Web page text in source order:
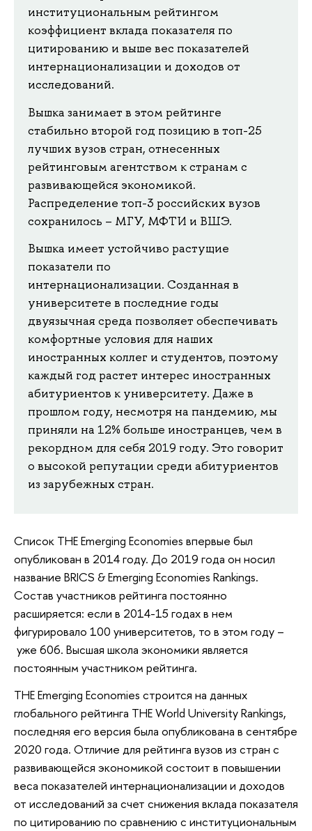
институциональным рейтингом
коэффициент вклада показателя по
цитированию и выше вес показателей
интернационализации и доходов от
исследований.
Вышка занимает в этом рейтинге
стабильно второй год позицию в топ-25
лучших вузов стран, отнесенных
рейтинговым агентством к странам с
развивающейся экономикой.
Распределение топ-3 российских вузов
сохранилось – МГУ, МФТИ и ВШЭ.
Вышка имеет устойчиво растущие
показатели по
интернационализации. Созданная в
университете в последние годы
двуязычная среда позволяет обеспечивать
комфортные условия для наших
иностранных коллег и студентов, поэтому
каждый год растет интерес иностранных
абитуриентов к университету. Даже в
прошлом году, несмотря на пандемию, мы
приняли на 12% больше иностранцев, чем в
рекордном для себя 2019 году. Это говорит
о высокой репутации среди абитуриентов
из зарубежных стран.
Список ТНЕ Emerging Economies впервые был
опубликован в 2014 году. До 2019 года он носил
название BRICS & Emerging Economies Rankings.
Состав участников рейтинга постоянно
расширяется: если в 2014-15 годах в нем
фигурировало 100 университетов, то в этом году –
уже 606. Высшая школа экономики является
постоянным участником рейтинга.
ТНЕ Emerging Economies строится на данных
глобального рейтинга THE World University Rankings,
последняя его версия была опубликована в сентябре
2020 года. Отличие для рейтинга вузов из стран с
развивающейся экономикой состоит в повышении
веса показателей интернационализации и доходов
от исследований за счет снижения вклада показателя
по цитированию по сравнению с институциональным